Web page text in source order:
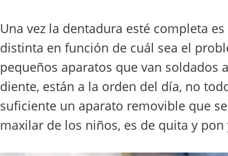
Una vez la dentadura esté completa
distinta en función de cuál sea el
pequeños aparatos que van soldados
diente, están a la orden del día, no
suficiente un aparato removible que
maxilar de los niños, es de quita y